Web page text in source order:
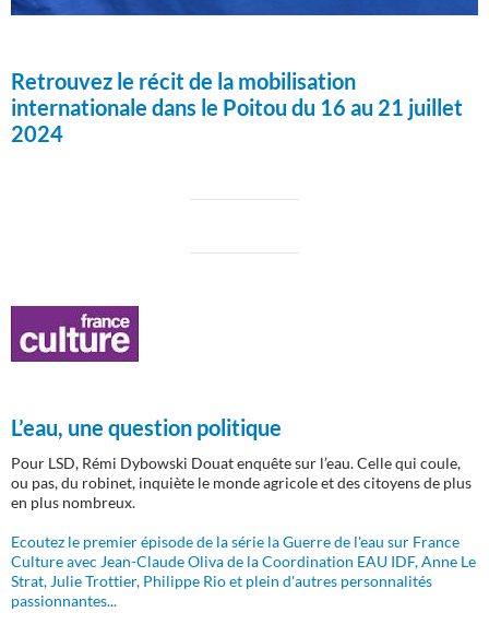
Retrouvez le récit de la mobilisation
internationale dans le Poitou du 16 au 21 juillet
2024
L’eau, une question politique
Pour LSD, Rémi Dybowski Douat enquête sur l’eau. Celle qui coule,
ou pas, du robinet, inquiète le monde agricole et des citoyens de plus
en plus nombreux.
Ecoutez le premier épisode de la série la Guerre de l'eau sur France
Culture avec Jean-Claude Oliva de la Coordination EAU IDF, Anne Le
Strat, Julie Trottier, Philippe Rio et plein d'autres personnalités
passionnantes...